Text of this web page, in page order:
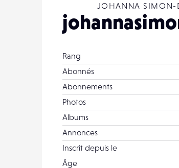
JOHANNA SIMON-
Rang
Abonnés
Abonnements
Photos
Albums
Annonces
Inscrit depuis le
Âge